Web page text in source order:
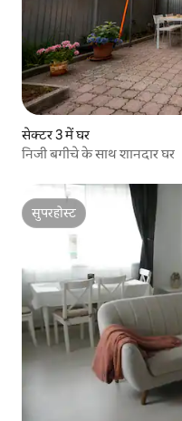
सेक्टर 3 में घर
निजी बगीचे के साथ शानदार घर
सुपरहोस्ट
सुपरहोस्ट